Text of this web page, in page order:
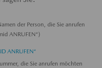
der Person, die Sie anrufen
ANRUFEN“)
ANRUFEN“
die Sie anrufen möchten